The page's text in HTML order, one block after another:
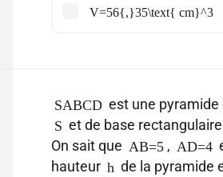
V=56{,}35\text{ cm}^3
SABCD est une
S et de base rectangulaire
On sait que AB=5 , AD=4
hauteur h de la pyramide